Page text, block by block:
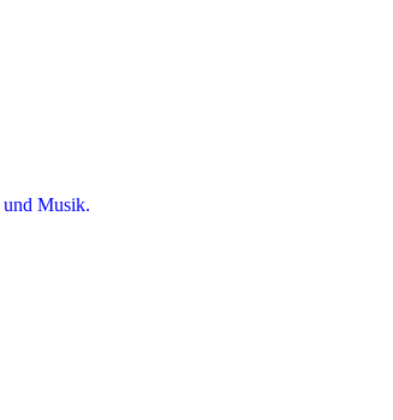
und Musik.